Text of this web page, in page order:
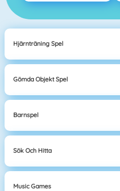
Hjärnträning Spel
Gömda Objekt Spel
Barnspel
Sök Och Hitta
Music Games